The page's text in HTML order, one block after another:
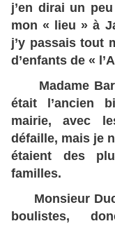
j’en dirai un
mon « lieu » à
j’y passais tout
d’enfants de «
Madame
était l’ancien
mairie, avec
défaille, mais je
étaient des
familles.
Monsieur
boulistes,